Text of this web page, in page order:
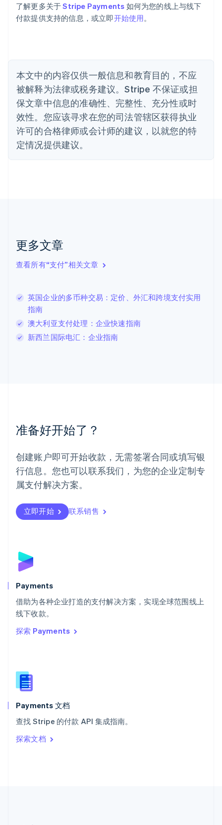
了解更多关于Stripe Payments 如何为您的线上与线下
付款提供支持的信息，或立即开始使用。
本文中的内容仅供一般信息和教育目的，不应
被解释为法律或税务建议。Stripe 不保证或担
保文章中信息的准确性、完整性、充分性或时
效性。您应该寻求在您的司法管辖区获得执业
许可的合格律师或会计师的建议，以就您的特
定情况提供建议。
更多文章
查看所有“支付”相关文章
英国企业的多币种交易：定价、外汇和跨境支付实用
指南
澳大利亚支付处理：企业快速指南
新西兰国际电汇：企业指南
准备好开始了？
创建账户即可开始收款，无需签署合同或填写银
行信息。您也可以联系我们，为您的企业定制专
属支付解决方案。
立即开始 联系销售
Payments
借助为各种企业打造的支付解决方案，实现全球范围线上
线下收款。
探索 Payments
Payments 文档
查找 Stripe 的付款 API 集成指南。
探索文档
巴西
PortuguêsEnglish
English
丹麦
English
德国
DeutschEnglish
法国
FrançaisEnglish
芬兰
EnglishSvenska
English Italiano
拉脱维亚
立陶宛
Deutsch English
卢森堡
罗马尼亚
English
挪威
葡萄牙
Português English
日本
日本語English
瑞典
瑞士
DeutschFrançais
English
斯洛文尼亚
泰国
ไทยEnglish
希腊
English
西班牙
新西兰
English
匈牙利
English
ItalianoEnglish
印度
English